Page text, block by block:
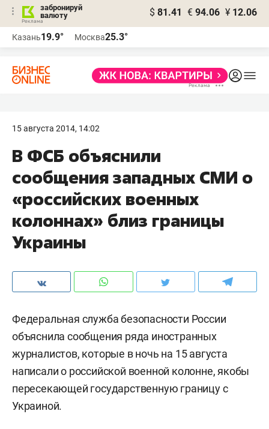
забронируй
валюту
$ 81.41 € 94.06 ¥ 12.06
Казань19.9° Москва25.3°
15 августа 2014, 14:02
В ФСБ объяснили
сообщения западных СМИ о
«российских военных
колоннах» близ границы
Украины
Федеральная служба безопасности России
объяснила сообщения ряда иностранных
журналистов, которые в ночь на 15 августа
написали о российской военной колонне, якобы
пересекающей государственную границу с
Украиной.